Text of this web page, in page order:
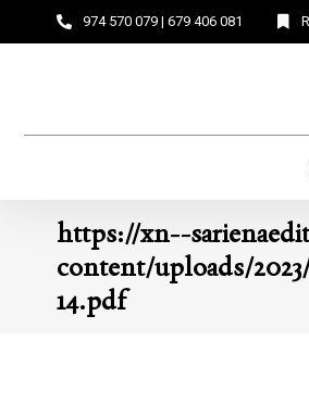
974 570 079 | 679 406 081
https://xn--
content/uploads/
14.pdf